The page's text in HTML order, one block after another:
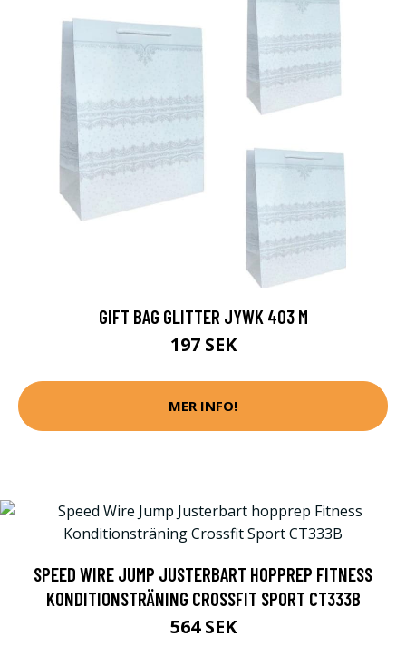
GIFT BAG GLITTER JYWK 403 M
197 SEK
MER INFO!
SPEED WIRE JUMP JUSTERBART HOPPREP FITNESS
KONDITIONSTRÄNING CROSSFIT SPORT CT333B
564 SEK